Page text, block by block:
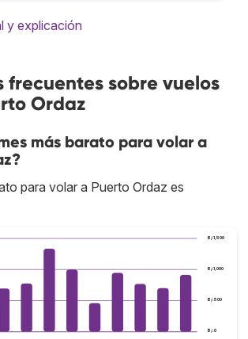
y explicación
frecuentes sobre vuelos
Ordaz
más barato para volar a
para volar a Puerto Ordaz es
B/.0
B/.500
B/.1,000
B/.1,500